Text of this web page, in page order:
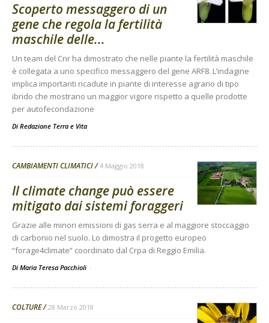
Scoperto messaggero di un
gene che regola la fertilità
maschile delle...
Un team del Cnr ha dimostrato che nelle piante la fertilità maschile
è collegata a uno specifico messaggero del gene ARF8. L’indagine
implica importanti ricadute in piante di interesse agrario di tipo
ibrido che mostrano un maggior vigore rispetto a quelle prodotte
per autofecondazione
Di Redazione Terra e Vita
CAMBIAMENTI CLIMATICI 4 Maggio 2018
Il climate change può essere
mitigato dai sistemi foraggeri
Grazie alle minori emissioni di gas serra e al maggiore stoccaggio
di carbonio nel suolo. Lo dimostra il progetto europeo
“forage4climate” coordinato dal Crpa di Reggio Emilia.
Di Maria Teresa Pacchioli -
COLTURE 28 Marzo 2018